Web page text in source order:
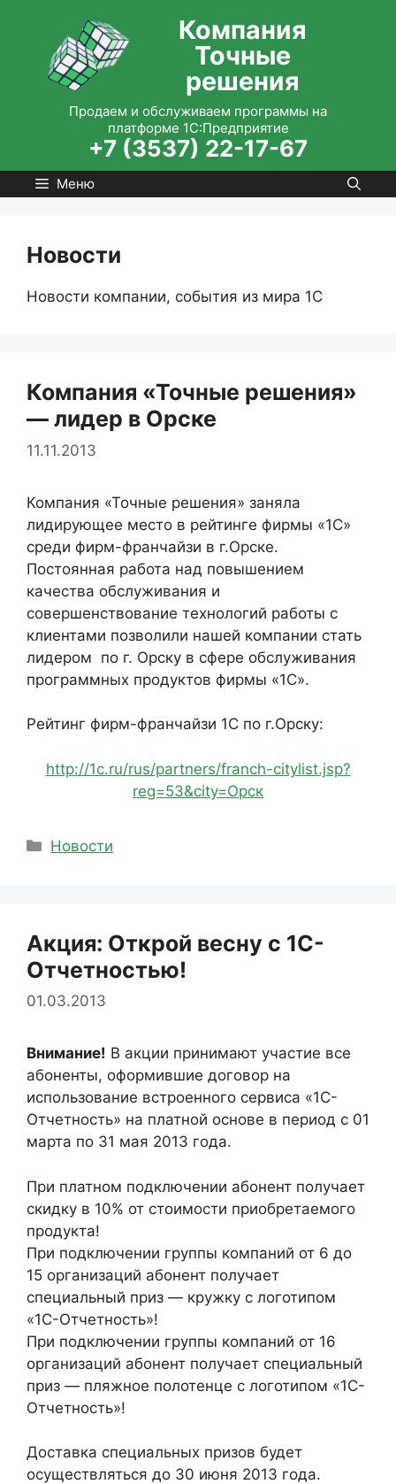
содержимому
Компания
Точные
решения
Продаем и обслуживаем программы на
платформе 1С:Предприятие
+7 (3537) 22-17-67
Меню
Новости
Новости компании, события из мира 1С
Компания «Точные решения»
— лидер в Орске
11.11.2013
Компания «Точные решения» заняла
лидирующее место в рейтинге фирмы «1С»
среди фирм-франчайзи в г.Орске.
Постоянная работа над повышением
качества обслуживания и
совершенствование технологий работы с
клиентами позволили нашей компании стать
лидером по г. Орску в сфере обслуживания
программных продуктов фирмы «1С».
Рейтинг фирм-франчайзи 1С по г.Орску:
http://1c.ru/rus/partners/franch-citylist.jsp?
reg=53&city=Орск
Рубрики
Новости
Акция: Открой весну с 1С-
Отчетностью!
01.03.2013
Внимание! В акции принимают участие все
абоненты, оформившие договор на
использование встроенного сервиса «1С-
Отчетность» на платной основе в период с 01
марта по 31 мая 2013 года.
При платном подключении абонент получает
скидку в 10% от стоимости приобретаемого
продукта!
При подключении группы компаний от 6 до
15 организаций абонент получает
специальный приз — кружку с логотипом
«1С-Отчетность»!
При подключении группы компаний от 16
организаций абонент получает специальный
приз — пляжное полотенце с логотипом «1С-
Отчетность»!
Доставка специальных призов будет
осуществляться до 30 июня 2013 года.